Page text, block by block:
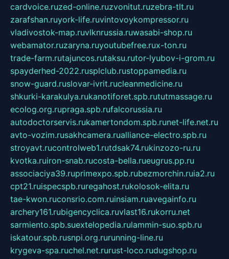
cardvoice.ruzed-online.ruzvonitut.ruzebra-tlt.ru
zarafshan.ruyork-life.ruvintovoykompressor.ru
vladivostok-map.ruvlknrussia.ruwasabi-shop.ru
webamator.ruzaryna.ruyoutubefree.rux-ton.ru
trade-farm.rutajuncos.rutaksu.rutor-lyubov-i-grom.ru
spayderhed-2022.rusplclub.rustoppamedia.ru
snow-guard.ruslovar-ivrit.rucleanmedicine.ru
shkurki-karakulya.rukanotiforet.spb.rututmassage.ru
ecolog.org.rupraga.spb.rufalcorussia.ru
autodoctorservis.rukamertondom.spb.runet-life.net.ru
avto-vozim.rusakhcamera.rualliance-electro.spb.ru
stroyavt.rucontrolweb1.rutdsak74.rukinzozo-ru.ru
kvotka.ruiron-snab.rucosta-bella.rueugrus.pp.ru
associaciya39.ruprimexpo.spb.rubezmorchin.ruia2.ru
cpt21.ruispecspb.ruregahost.rukolosok-elita.ru
tae-kwon.ruconsrio.com.ruinsiam.ruavegainfo.ru
archery161.rubigencyclica.ruvlast16.rukorru.net
sarmiento.spb.suextelopedia.rulammin-suo.spb.ru
iskatour.spb.rusnpi.org.rurunning-line.ru
krygeva-spa.ruchel.net.rurust-loco.rudugshop.ru